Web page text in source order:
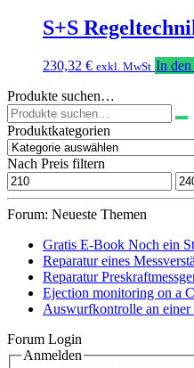
S+S
230,32 € exkl. MwSt In
Produkte suchen…
Suchen
nach:
Produktkategorien
Nach Preis filtern
Min.
Preis
Forum: Neueste Themen
Gratis E-Book Noch ein
Reparatur eines
Reparatur
Ejection monitoring on a
Auswurfkontrolle an einer
Forum Login
Anmelden